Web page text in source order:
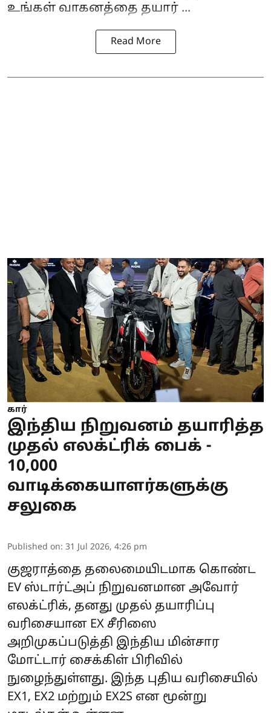
உங்கள் வாகனத்தை தயார் ...
Read More
கார்
இந்திய நிறுவனம் தயாரித்த
முதல் எலக்ட்ரிக் பைக் -
10,000
வாடிக்கையாளர்களுக்கு
சலுகை
Published on: 31 Jul 2026, 4:26 pm
குஜராத்தை தலைமையிடமாக கொண்ட
EV ஸ்டார்ட்அப் நிறுவனமான அவோர்
எலக்ட்ரிக், தனது முதல் தயாரிப்பு
வரிசையான EX சீரிஸை
அறிமுகப்படுத்தி இந்திய மின்சார
மோட்டார் சைக்கிள் பிரிவில்
நுழைந்துள்ளது. இந்த புதிய வரிசையில்
EX1, EX2 மற்றும் EX2S என மூன்று